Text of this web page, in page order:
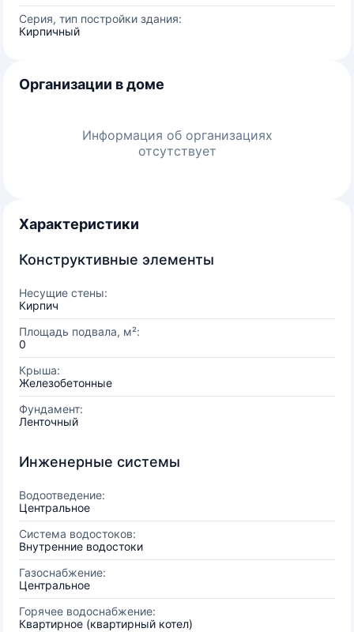
Серия, тип постройки здания:
Кирпичный
Организации в доме
Информация об организациях
отсутствует
Характеристики
Конструктивные элементы
Несущие стены:
Кирпич
Площадь подвала, м²:
0
Крыша:
Железобетонные
Фундамент:
Ленточный
Инженерные системы
Водоотведение:
Центральное
Система водостоков:
Внутренние водостоки
Газоснабжение:
Центральное
Горячее водоснабжение:
Квартирное (квартирный котел)